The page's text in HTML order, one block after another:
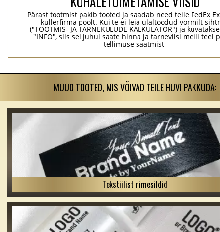
Pärast tootmist pakib tooted ja saadab need teile FedEx
kullerfirma poolt. Kui te ei leia ülaltoodud vormilt
("TOOTMIS- JA TARNEKULUDE KALKULATOR") ja
"INFO", siis sel juhul saate hinna ja tarneviisi meili teel
tellimuse saatmist.
MUUD TOOTED, MIS VÕIVAD TEILE HUVI PAKKUDA:
Tekstiilist nimesildid